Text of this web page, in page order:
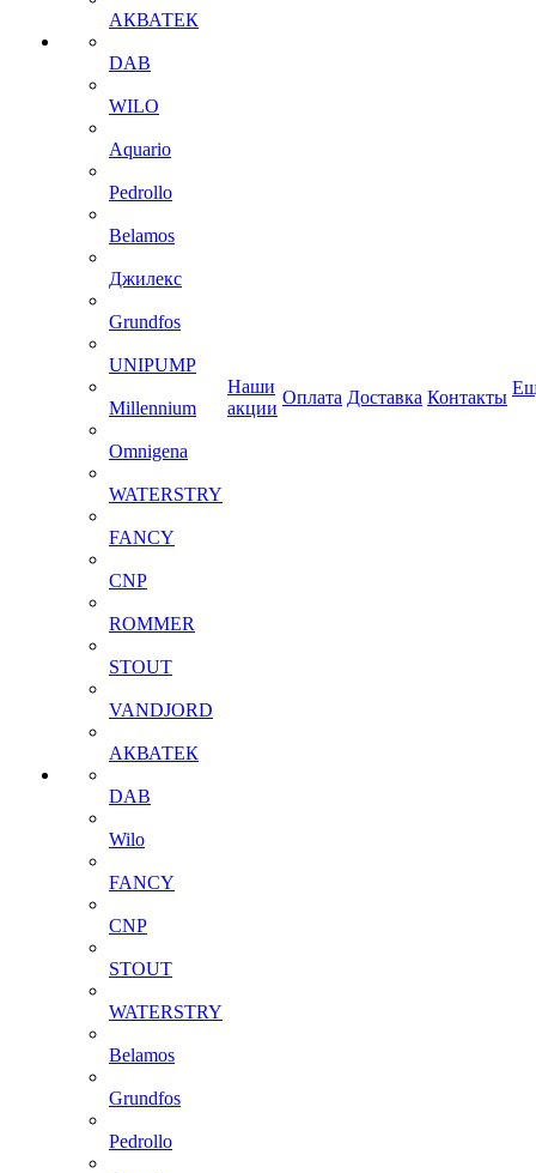
АКВАТЕК
DAB
WILO
Aquario
Pedrollo
Belamos
Джилекс
Grundfos
UNIPUMP
Millennium
Omnigena
WATERSTRY
FANCY
CNP
ROMMER
STOUT
VANDJORD
АКВАТЕК
DAB
Wilo
FANCY
CNP
STOUT
WATERSTRY
Belamos
Grundfos
Pedrollo
Наши
акции
Оплата Доставка Контакты